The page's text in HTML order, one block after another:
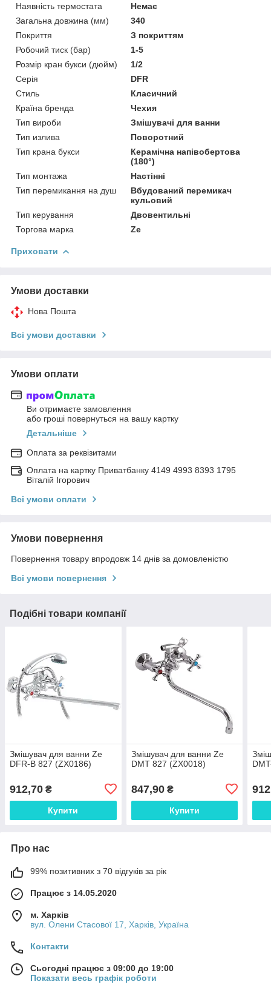
Наявність термостата
Немає
Загальна довжина (мм)
340
Покриття
З покриттям
Робочий тиск (бар)
1-5
Розмір кран букси (дюйм)
1/2
Серія
DFR
Стиль
Класичний
Країна бренда
Чехия
Тип вироби
Змішувачі для ванни
Тип излива
Поворотний
Тип крана букси
Керамічна напівобертова
(180°)
Тип монтажа
Настінні
Тип перемикання на душ
Вбудований перемикач
кульовий
Тип керування
Двовентильні
Торгова марка
Ze
Приховати
Умови доставки
Нова Пошта
Всі умови доставки
Умови оплати
Ви отримаєте замовлення
або гроші повернуться на вашу картку
Детальніше
Оплата за реквізитами
Оплата на картку Приватбанку 4149 4993 8393 1795
Віталій Ігорович
Всі умови оплати
Умови повернення
Повернення товару впродовж 14 днів за домовленістю
Всі умови повернення
Подібні товари компанії
Змішувач для ванни Ze
DFR-B 827 (ZX0186)
912,70 ₴
Купити
Змішувач для ванни Ze
DMT 827 (ZX0018)
847,90₴
Купити
Про нас
99% позитивних з 70 відгуків за рік
Працює з 14.05.2020
м. Харків
вул. Олени Стасової 17, Харків, Україна
Контакти
Сьогодні працює з 09:00 до 19:00
Показати весь графік роботи